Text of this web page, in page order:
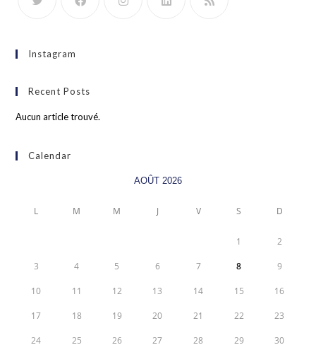
Instagram
Recent Posts
Aucun article trouvé.
Calendar
AOÛT 2026
L M M J V S D
1 2
3 4 5 6 7 8 9
10 11 12 13 14 15 16
17 18 19 20 21 22 23
24 25 26 27 28 29 30